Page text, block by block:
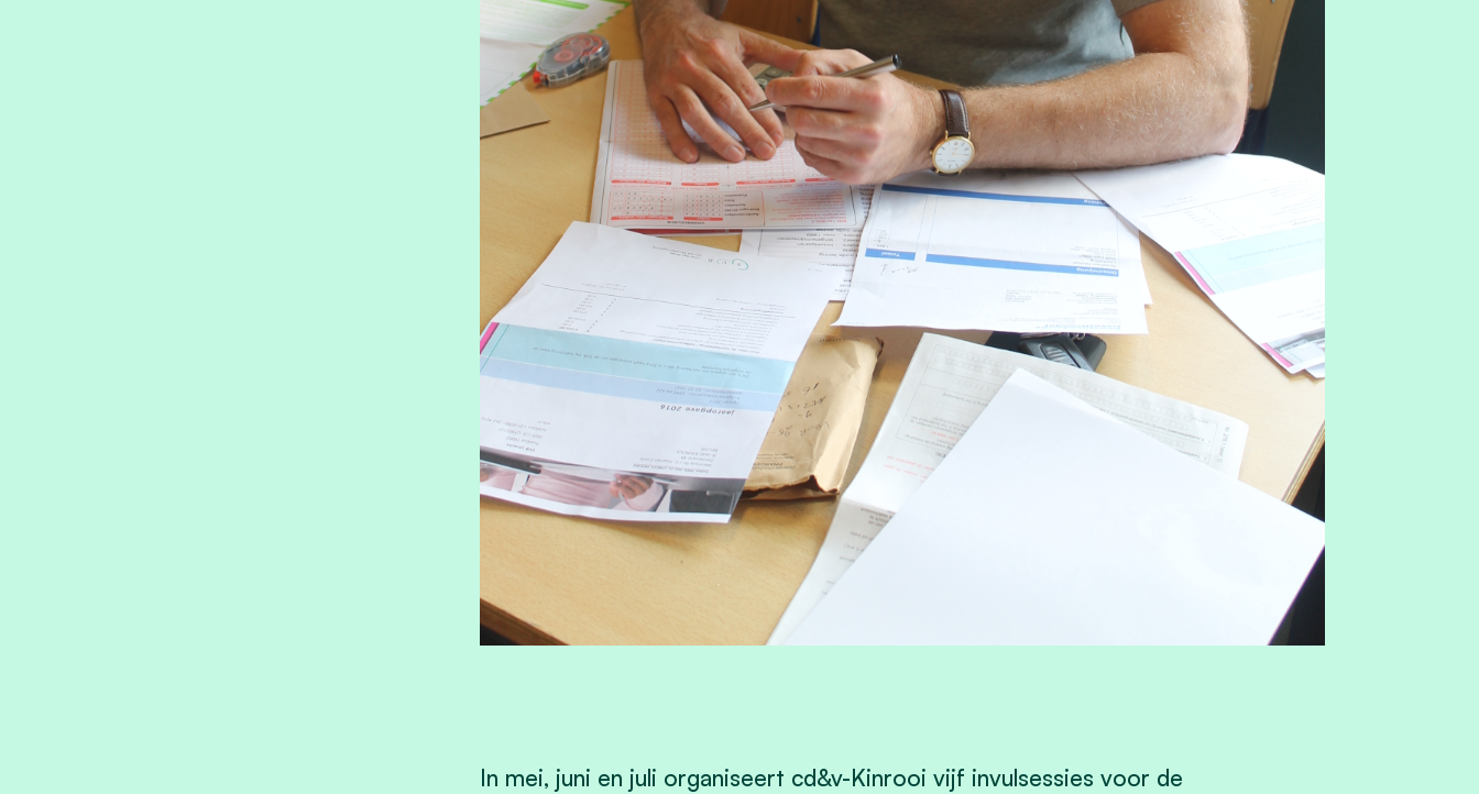
In mei, juni en juli organiseert cd&v-Kinrooi vijf invulsessies voor de